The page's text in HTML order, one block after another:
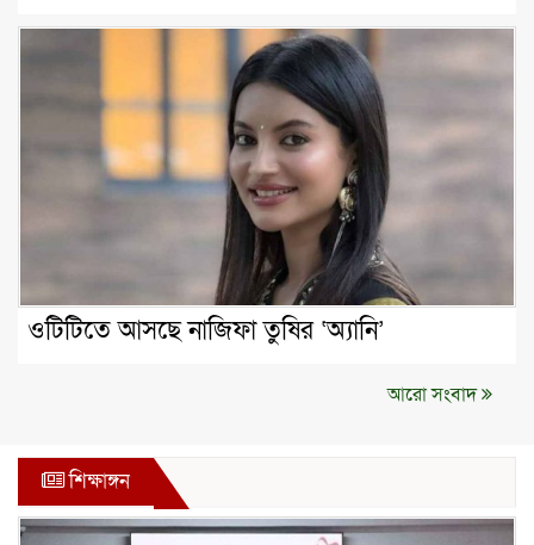
ওটিটিতে আসছে নাজিফা তুষির ‘অ্যানি’
আরো সংবাদ
শিক্ষাঙ্গন